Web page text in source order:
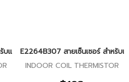
แอร์มิตซู รุ่น MS-SGF,SFF,GJ,GH,GL18
E2264B307 สายเซ็นเซอร์ สำหรับแ
INDOOR COIL THERMISTOR